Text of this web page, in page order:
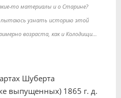
то материалы и о Старине?
пытаюсь узнать историю этой
возраста, как и Колодищи...
Шуберта
выпущенных) 1865 г. д.